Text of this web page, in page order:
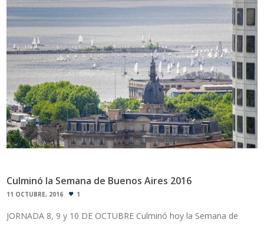
Culminó la Semana de Buenos Aires 2016
11 OCTUBRE, 2016 1
JORNADA 8, 9 y 10 DE OCTUBRE Culminó hoy la Semana de